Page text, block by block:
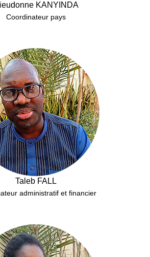
KANYINDA
Coordinateur pays
Taleb FALL
administratif et financier